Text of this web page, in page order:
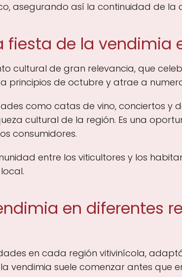
asegurando así la continuidad de la
fiesta de la vendimia
cultural de gran relevancia, que
principios de octubre y atrae a
como catas de vino, conciertos y
cultural de la región. Es una
consumidores.
entre los viticultores y los
en diferentes
en cada región vitivinícola,
vendimia suele comenzar antes que